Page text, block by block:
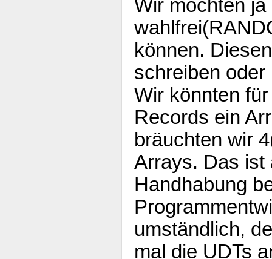
Wir möchten
können.
schreiben oder
Wir könnten
Records ein
bräuchten wir
Arrays. Das ist
Handhabung
umständlich,
mal die UDTs